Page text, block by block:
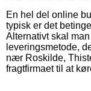
En hel del online
typisk er det
Alternativt skal
leveringsmetode,
nær Roskilde,
fragtfirmaet til at